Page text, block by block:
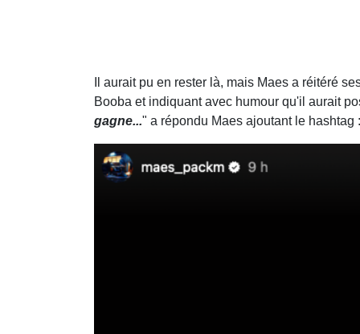
Il aurait pu en rester là, mais Maes a réitéré
Booba et indiquant avec humour qu'il aurait
gagne..." a répondu Maes ajoutant le hashtag